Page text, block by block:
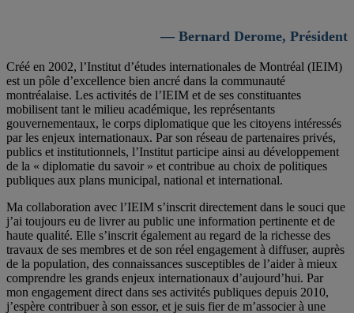
— Bernard Derome, Président
Créé en 2002, l’Institut d’études internationales de Montréal (IEIM)
est un pôle d’excellence bien ancré dans la communauté
montréalaise. Les activités de l’IEIM et de ses constituantes
mobilisent tant le milieu académique, les représentants
gouvernementaux, le corps diplomatique que les citoyens intéressés
par les enjeux internationaux. Par son réseau de partenaires privés,
publics et institutionnels, l’Institut participe ainsi au développement
de la « diplomatie du savoir » et contribue au choix de politiques
publiques aux plans municipal, national et international.
Ma collaboration avec l’IEIM s’inscrit directement dans le souci que
j’ai toujours eu de livrer au public une information pertinente et de
haute qualité. Elle s’inscrit également au regard de la richesse des
travaux de ses membres et de son réel engagement à diffuser, auprès
de la population, des connaissances susceptibles de l’aider à mieux
comprendre les grands enjeux internationaux d’aujourd’hui. Par
mon engagement direct dans ses activités publiques depuis 2010,
j’espère contribuer à son essor, et je suis fier de m’associer à une